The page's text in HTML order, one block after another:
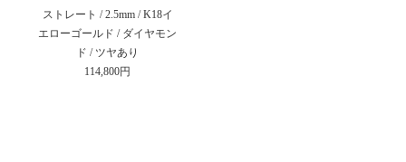
ストレート / 2.5mm / K18イ
エローゴールド / ダイヤモン
ド / ツヤあり
114,800円